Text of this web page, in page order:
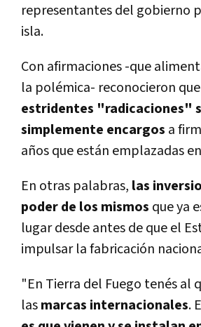
representantes del gobierno
isla.
Con afirmaciones -que
la polémica- reconocieron
estridentes "radicaciones"
simplemente encargos a
años que están emplazadas
En otras palabras, las
poder de los mismos que ya
lugar desde antes de que el
impulsar la fabricación
"En Tierra del Fuego tenés al
lasmarcas internacionales.